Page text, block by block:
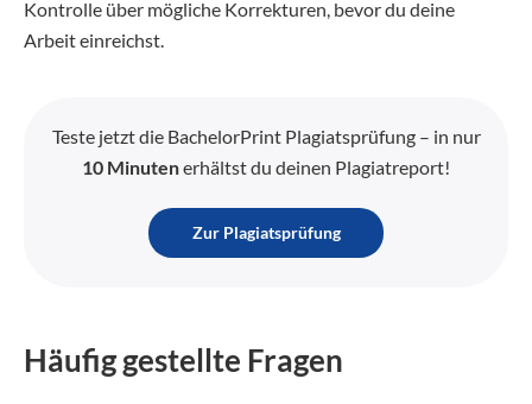
Kontrolle über mögliche Korrekturen, bevor du deine
Arbeit einreichst.
Teste jetzt die BachelorPrint Plagiatsprüfung – in nur
10 Minutenerhältst du deinen Plagiatreport!
Zur Plagiatsprüfung
Häufig gestellte Fragen